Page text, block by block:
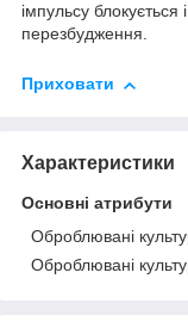
імпульсу блокується
перезбудження.
Приховати
Характеристики
Основні атрибути
Оброблювані
Оброблювані